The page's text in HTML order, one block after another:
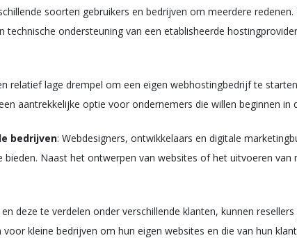
soorten gebruikers en bedrijven om meerdere
ondersteuning van een etablisheerde
relatief lage drempel om een eigen webhostingbedrijf te
aantrekkelijke optie voor ondernemers die willen beginnen in
bedrijven: Webdesigners, ontwikkelaars en digitale
Naast het ontwerpen van websites of het uitvoeren
deze te verdelen onder verschillende klanten, kunnen
kleine bedrijven om hun eigen websites en die van hun